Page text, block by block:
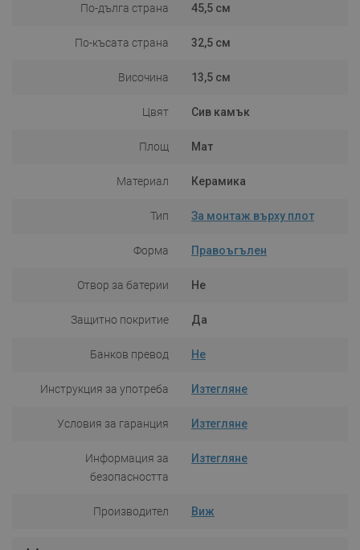
По-дълга страна 45,5 см
По-късата страна 32,5 см
Височина 13,5 см
Цвят Сив камък
Площ Мат
Материал Керамика
Тип За монтаж върху плот
Форма Правоъгълен
Отвор за батерии Не
Защитно покритие Да
Банков превод Не
Инструкция за употреба Изтегляне
Условия за гаранция Изтегляне
Информация за
безопасността
Изтегляне
Производител Виж